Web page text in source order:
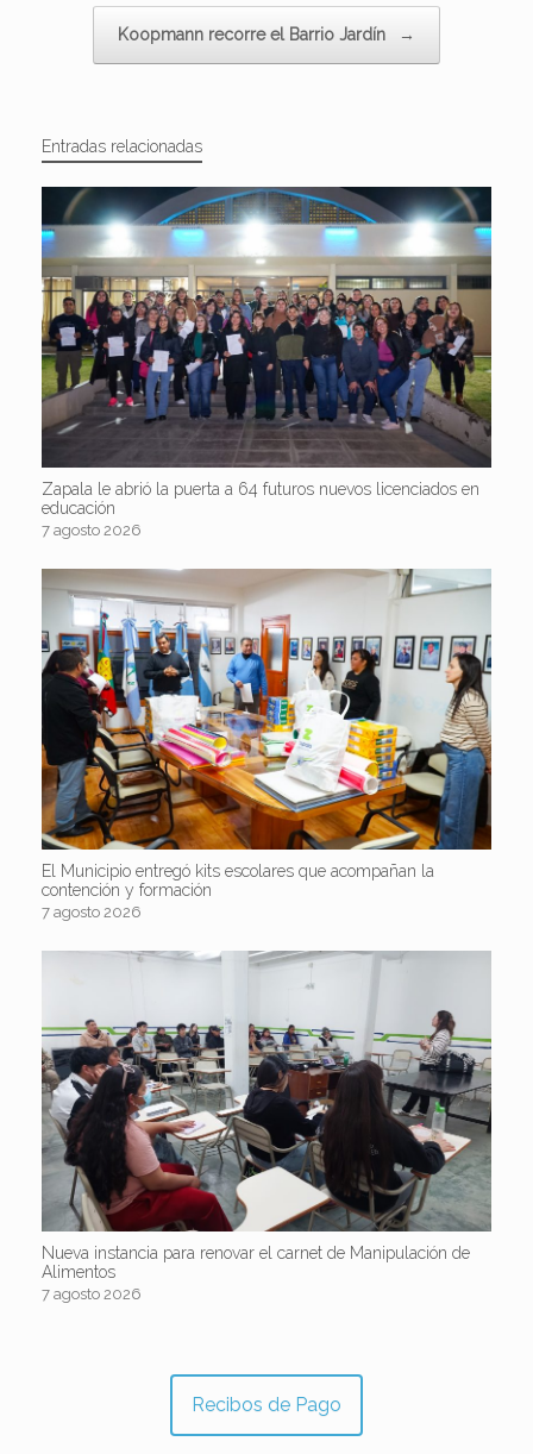
Koopmann recorre el Barrio Jardín →
Entradas relacionadas
Zapala le abrió la puerta a 64 futuros nuevos licenciados en
educación
7 agosto 2026
El Municipio entregó kits escolares que acompañan la
contención y formación
7 agosto 2026
Nueva instancia para renovar el carnet de Manipulación de
Alimentos
7 agosto 2026
Recibos de Pago